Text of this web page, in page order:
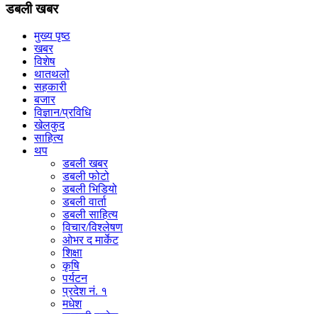
डबली खबर
मुख्य पृष्ठ
खबर
विशेष
थातथलो
सहकारी
बजार
विज्ञान/प्रविधि
खेलकुद
साहित्य
थप
डबली खबर
डबली फोटो
डबली भिडियो
डबली वार्ता
डबली साहित्य
विचार/विश्‍लेषण
ओभर द मार्केट
शिक्षा
कृषि
पर्यटन
प्रदेश नं. १
मधेश